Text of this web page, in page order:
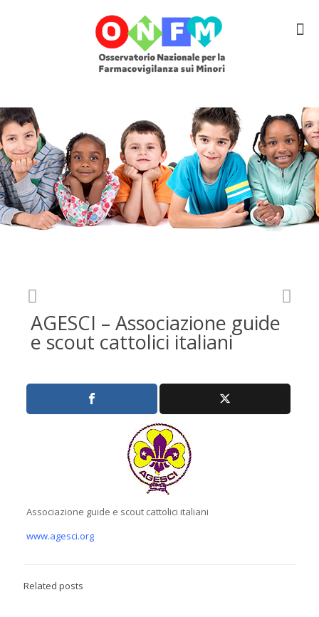
AGESCI – Associazione guide
e scout cattolici italiani
Associazione guide e scout cattolici italiani
www.agesci.org
Related posts